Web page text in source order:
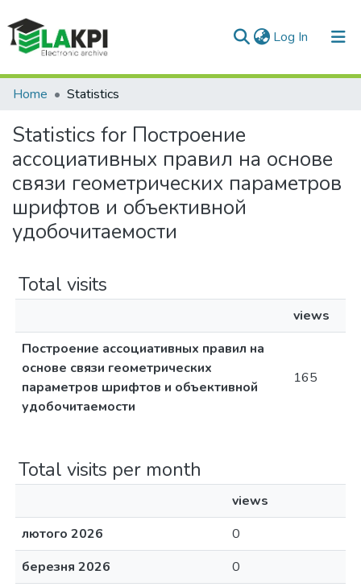
Log In (current)
Communities & Collections
All of DSpace
Home Statistics
Statistics for Построение
ассоциативных правил на основе
связи геометрических параметров
шрифтов и объективной
удобочитаемости
Total visits
views
Построение ассоциативных правил на
основе связи геометрических
параметров шрифтов и объективной
удобочитаемости
165
Total visits per month
views
лютого 2026
0
березня 2026
0